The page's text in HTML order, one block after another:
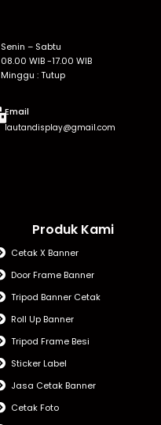
Senin – Sabtu
08.00 WIB -17.00 WIB
Minggu : Tutup
Email
lautandisplay@gmail.com
Produk Kami
Cetak X Banner
Door Frame Banner
Tripod Banner Cetak
Roll Up Banner
Tripod Frame Besi
Sticker Label
Jasa Cetak Banner
Cetak Foto